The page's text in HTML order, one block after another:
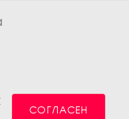
СОГЛАСЕН